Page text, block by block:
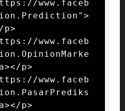
www.faceb
p>
www.faceb
p>
www.faceb
p>